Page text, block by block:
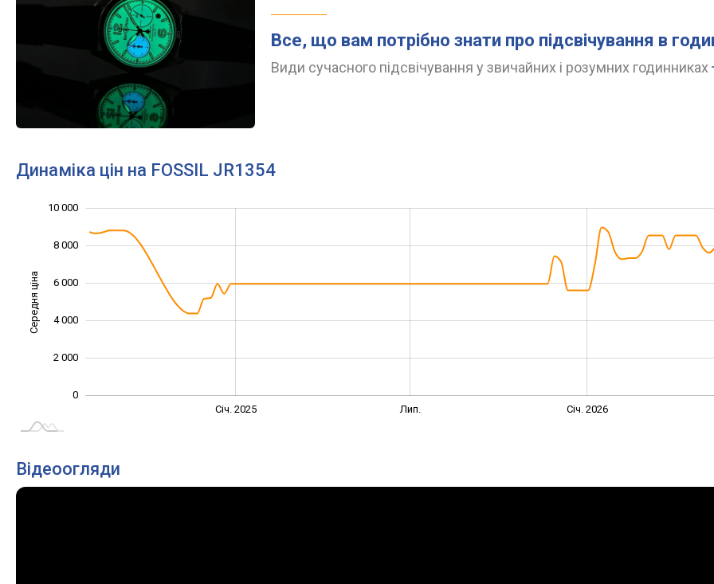
Все, що вам потрібно знати про підсвічування в
Види сучасного підсвічування у звичайних і розумних годинниках
Динаміка цін на FOSSIL JR1354
Середня ціна
0
2 000
4 000
6 000
8 000
10 000
Січ. 2025 Лип. Січ. 2026
Відеоогляди